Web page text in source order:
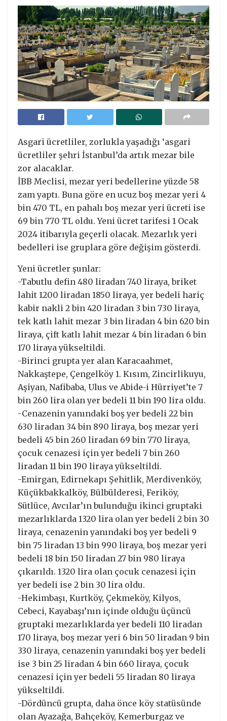
Asgari ücretliler, zorlukla yaşadığı ‘asgari
ücretliler şehri İstanbul’da artık mezar bile
zor alacaklar.
İBB Meclisi, mezar yeri bedellerine yüzde 58
zam yaptı. Buna göre en ucuz boş mezar yeri 4
bin 470 TL, en pahalı boş mezar yeri ücreti ise
69 bin 770 TL oldu. Yeni ücret tarifesi 1 Ocak
2024 itibarıyla geçerli olacak. Mezarlık yeri
bedelleri ise gruplara göre değişim gösterdi.
Yeni ücretler şunlar:
-Tabutlu defin 480 liradan 740 liraya, briket
lahit 1200 liradan 1850 liraya, yer bedeli hariç
kabir nakli 2 bin 420 liradan 3 bin 730 liraya,
tek katlı lahit mezar 3 bin liradan 4 bin 620 bin
liraya, çift katlı lahit mezar 4 bin liradan 6 bin
170 liraya yükseltildi.
-Birinci grupta yer alan Karacaahmet,
Nakkaştepe, Çengelköy 1. Kısım, Zincirlikuyu,
Aşiyan, Nafibaba, Ulus ve Abide-i Hürriyet’te 7
bin 260 lira olan yer bedeli 11 bin 190 lira oldu.
-Cenazenin yanındaki boş yer bedeli 22 bin
630 liradan 34 bin 890 liraya, boş mezar yeri
bedeli 45 bin 260 liradan 69 bin 770 liraya,
çocuk cenazesi için yer bedeli 7 bin 260
liradan 11 bin 190 liraya yükseltildi.
-Emirgan, Edirnekapı Şehitlik, Merdivenköy,
Küçükbakkalköy, Bülbülderesi, Feriköy,
Sütlüce, Avcılar’ın bulunduğu ikinci gruptaki
mezarlıklarda 1320 lira olan yer bedeli 2 bin 30
liraya, cenazenin yanındaki boş yer bedeli 9
bin 75 liradan 13 bin 990 liraya, boş mezar yeri
bedeli 18 bin 150 liradan 27 bin 980 liraya
çıkarıldı. 1320 lira olan çocuk cenazesi için
yer bedeli ise 2 bin 30 lira oldu.
-Hekimbaşı, Kurtköy, Çekmeköy, Kilyos,
Cebeci, Kayabaşı’nın içinde olduğu üçüncü
gruptaki mezarlıklarda yer bedeli 110 liradan
170 liraya, boş mezar yeri 6 bin 50 liradan 9 bin
330 liraya, cenazenin yanındaki boş yer bedeli
ise 3 bin 25 liradan 4 bin 660 liraya, çocuk
cenazesi için yer bedeli 55 liradan 80 liraya
yükseltildi.
-Dördüncü grupta, daha önce köy statüsünde
olan Ayazağa, Bahçeköy, Kemerburgaz ve